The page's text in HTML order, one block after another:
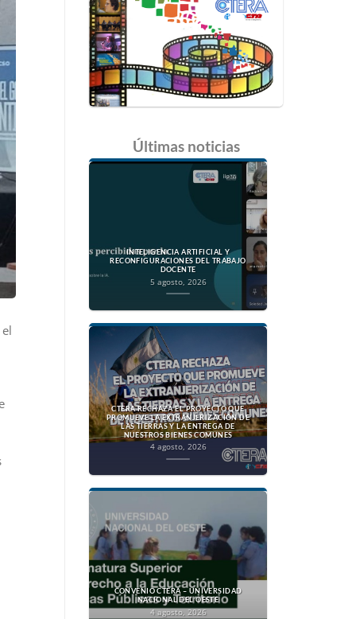
Últimas noticias
INTELIGENCIA ARTIFICIAL Y
RECONFIGURACIONES DEL TRABAJO
DOCENTE
5 agosto, 2026
CTERA RECHAZA EL PROYECTO QUE
PROMUEVE LA EXTRANJERIZACIÓN DE
LAS TIERRAS Y LA ENTREGA DE
NUESTROS BIENES COMUNES
4 agosto, 2026
CONVENIO CTERA – UNIVERSIDAD
NACIONAL DEL OESTE
4 agosto, 2026